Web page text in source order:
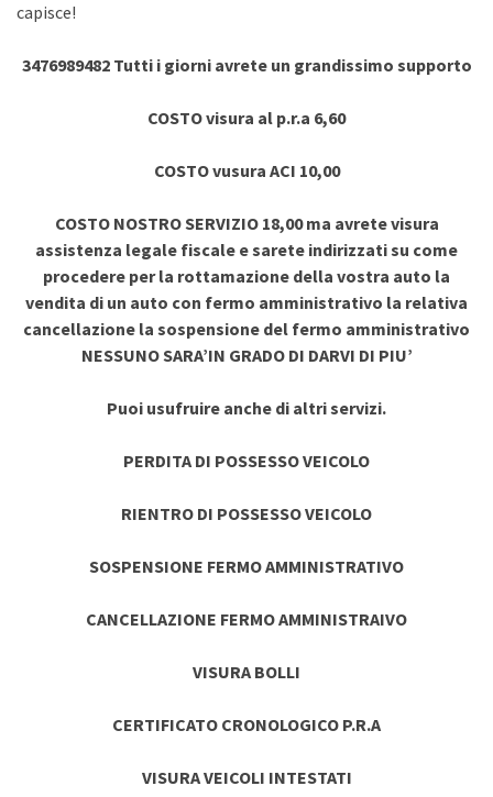
capisce!
3476989482 Tutti i giorni avrete un grandissimo supporto
COSTO visura al p.r.a 6,60
COSTO vusura ACI 10,00
COSTO NOSTRO SERVIZIO 18,00 ma avrete visura
assistenza legale fiscale e sarete indirizzati su come
procedere per la rottamazione della vostra auto la
vendita di un auto con fermo amministrativo la relativa
cancellazione la sospensione del fermo amministrativo
NESSUNO SARA’IN GRADO DI DARVI DI PIU’
Puoi usufruire anche di altri servizi.
PERDITA DI POSSESSO VEICOLO
RIENTRO DI POSSESSO VEICOLO
SOSPENSIONE FERMO AMMINISTRATIVO
CANCELLAZIONE FERMO AMMINISTRAIVO
VISURA BOLLI
CERTIFICATO CRONOLOGICO P.R.A
VISURA VEICOLI INTESTATI